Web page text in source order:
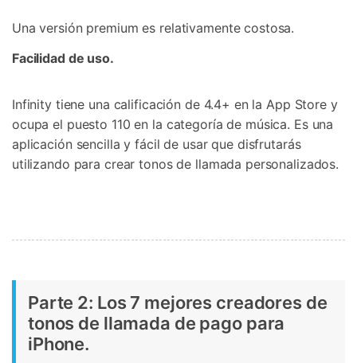
Una versión premium es relativamente costosa.
Facilidad de uso.
Infinity tiene una calificación de 4.4+ en la App Store y
ocupa el puesto 110 en la categoría de música. Es una
aplicación sencilla y fácil de usar que disfrutarás
utilizando para crear tonos de llamada personalizados.
Parte 2: Los 7 mejores creadores de
tonos de llamada de pago para
iPhone.